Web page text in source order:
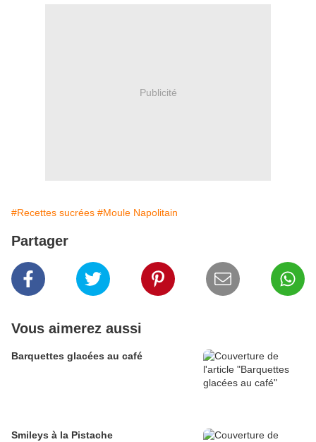
Publicité
#Recettes sucrées #Moule Napolitain
Partager
Vous aimerez aussi
Barquettes glacées au café
Smileys à la Pistache